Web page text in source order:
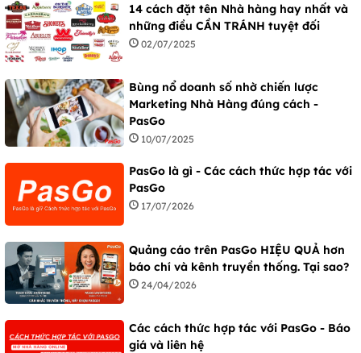
14 cách đặt tên Nhà hàng hay nhất và
những điều CẦN TRÁNH tuyệt đối
02/07/2025
Bùng nổ doanh số nhờ chiến lược
Marketing Nhà Hàng đúng cách -
PasGo
10/07/2025
PasGo là gì - Các cách thức hợp tác với
PasGo
17/07/2026
Quảng cáo trên PasGo HIỆU QUẢ hơn
báo chí và kênh truyền thống. Tại sao?
24/04/2026
Các cách thức hợp tác với PasGo - Báo
giá và liên hệ